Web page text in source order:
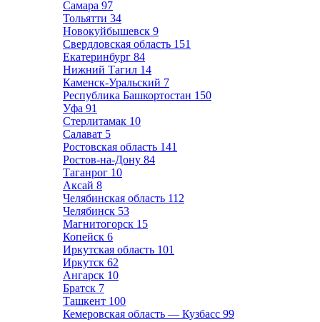
Самара 97
Тольятти 34
Новокуйбышевск 9
Свердловская область 151
Екатеринбург 84
Нижний Тагил 14
Каменск-Уральский 7
Республика Башкортостан 150
Уфа 91
Стерлитамак 10
Салават 5
Ростовская область 141
Ростов-на-Дону 84
Таганрог 10
Аксай 8
Челябинская область 112
Челябинск 53
Магнитогорск 15
Копейск 6
Иркутская область 101
Иркутск 62
Ангарск 10
Братск 7
Ташкент 100
Кемеровская область — Кузбасс 99